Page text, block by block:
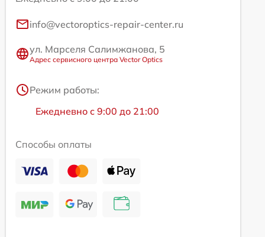
info@vectoroptics-repair-center.ru
ул. Марселя Салимжанова, 5
Адрес сервисного центра Vector Optics
Режим работы:
Ежедневно с 9:00 до 21:00
Способы оплаты